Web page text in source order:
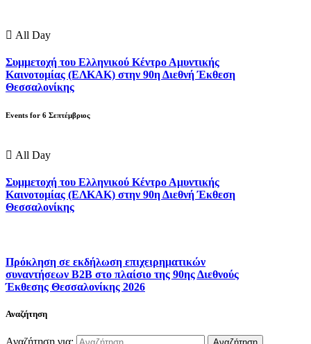
All Day
Συμμετοχή του Ελληνικού Κέντρο Αμυντικής
Καινοτομίας (ΕΛΚΑΚ) στην 90η Διεθνή Έκθεση
Θεσσαλονίκης
Events for 6 Σεπτέμβριος
All Day
Συμμετοχή του Ελληνικού Κέντρο Αμυντικής
Καινοτομίας (ΕΛΚΑΚ) στην 90η Διεθνή Έκθεση
Θεσσαλονίκης
Πρόκληση σε εκδήλωση επιχειρηματικών
συναντήσεων B2B στο πλαίσιο της 90ης Διεθνούς
Έκθεσης Θεσσαλονίκης 2026
Αναζήτηση